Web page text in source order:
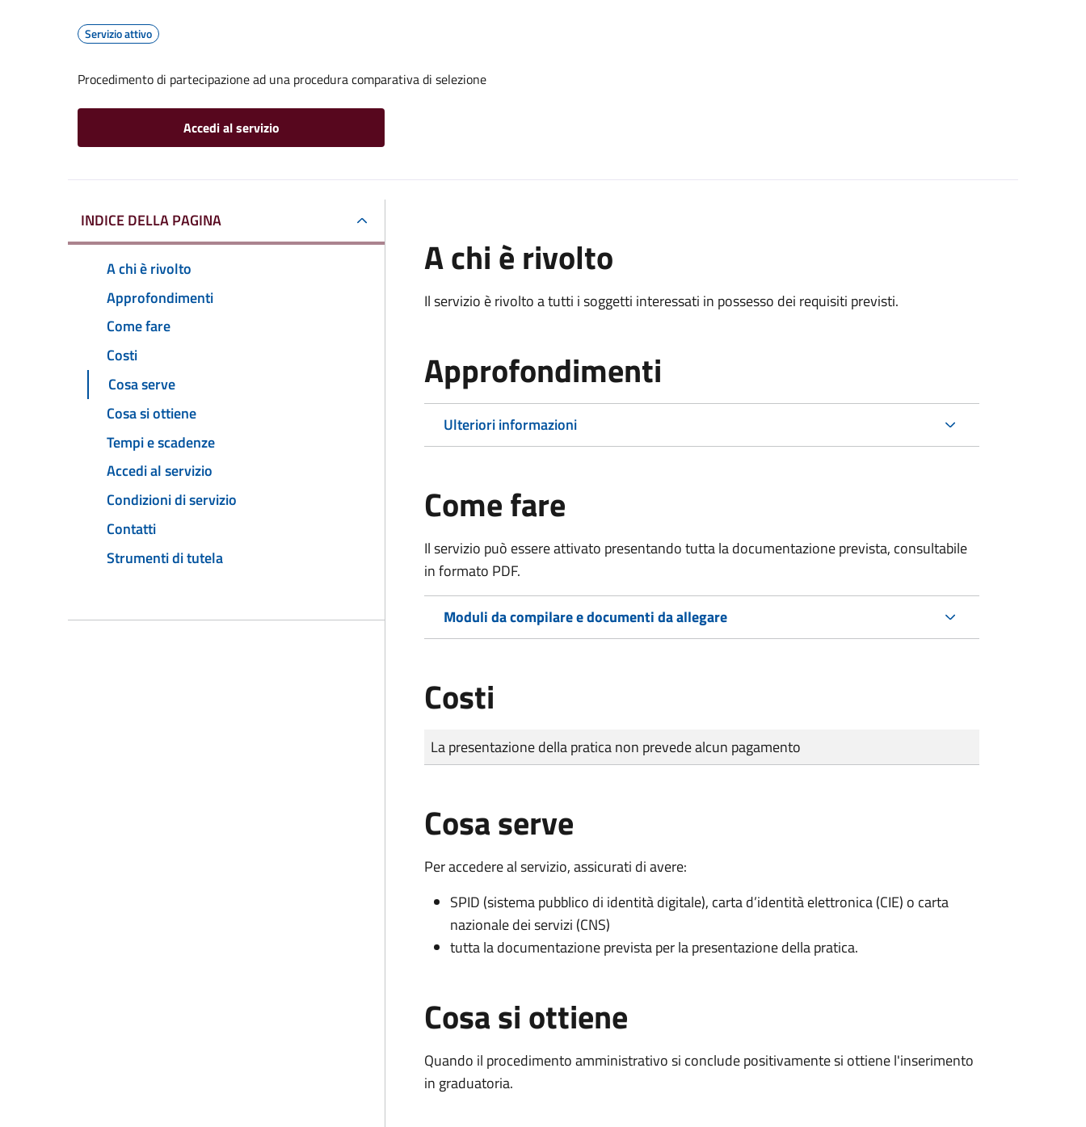
Servizio attivo
Procedimento di partecipazione ad una procedura comparativa di selezione
Accedi al servizio
INDICE DELLA PAGINA
A chi è rivolto
Approfondimenti
Come fare
Costi
Cosa serve
Cosa si ottiene
Tempi e scadenze
Accedi al servizio
Condizioni di servizio
Contatti
Strumenti di tutela
A chi è rivolto
Il servizio è rivolto a tutti i soggetti interessati in possesso dei requisiti previsti.
Approfondimenti
Ulteriori informazioni
Come fare
Il servizio può essere attivato presentando tutta la documentazione prevista, consultabile
in formato PDF.
Moduli da compilare e documenti da allegare
Costi
Tipo di pagamento
Importo
La presentazione della pratica non prevede alcun pagamento
Cosa serve
Per accedere al servizio, assicurati di avere:
SPID (sistema pubblico di identità digitale), carta d’identità elettronica (CIE) o carta
nazionale dei servizi (CNS)
tutta la documentazione prevista per la presentazione della pratica.
Cosa si ottiene
Quando il procedimento amministrativo si conclude positivamente si ottiene l'inserimento
in graduatoria.